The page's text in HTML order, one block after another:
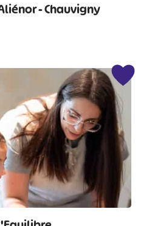
- Chauvigny